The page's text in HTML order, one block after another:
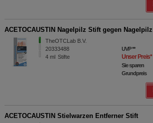
ACETOCAUSTIN Nagelpilz Stift gegen Nagelpilz
TheOTCLab B.V.
20333488
4 ml Stifte
UVP**
Unser Preis*
Sie sparen
Grundpreis
ACETOCAUSTIN Stielwarzen Entferner Stift